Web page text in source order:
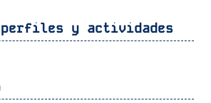
y actividades